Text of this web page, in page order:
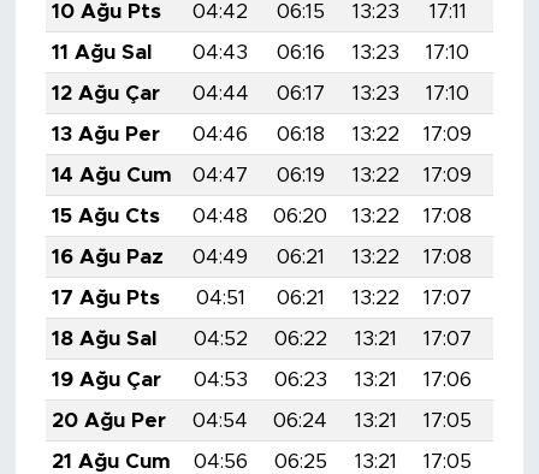
10 Ağu Pts
04:42 06:15 13:23 17:11
11 Ağu Sal
04:43 06:16 13:23 17:10
12 Ağu Çar
04:44 06:17 13:23 17:10
13 Ağu Per
04:46 06:18 13:22 17:09
14 Ağu Cum
04:47 06:19 13:22 17:09
15 Ağu Cts
04:48 06:20 13:22 17:08
16 Ağu Paz
04:49 06:21 13:22 17:08
17 Ağu Pts
04:51 06:21 13:22 17:07
18 Ağu Sal
04:52 06:22 13:21 17:07
19 Ağu Çar
04:53 06:23 13:21 17:06
20 Ağu Per
04:54 06:24 13:21 17:05
21 Ağu Cum
04:56 06:25 13:21 17:05